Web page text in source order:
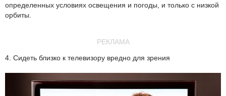
определенных условиях освещения и погоды, и только с низкой
орбиты.
РЕКЛАМА
4. Сидеть близко к телевизору вредно для зрения